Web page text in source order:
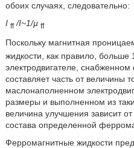
обоих случаях, следовательно:
I ff /I~1/µ ff
Поскольку магнитная
жидкости, как правило, больше
электродвигателе,
составляет часть от величины
маслонаполненном
размеры и выполненном из
величина улучшения зависит
состава определенной
Ферромагнитные жидкости